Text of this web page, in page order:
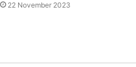
22 November 2023